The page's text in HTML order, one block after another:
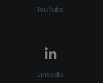
YouTube
LinkedIn